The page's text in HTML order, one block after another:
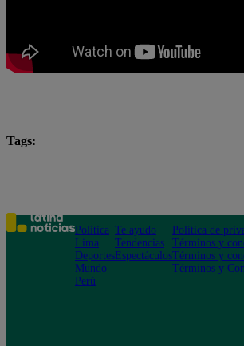
Tags:
Política
Lima
Deportes
Mundo
Perú
Te ayudo
Tendencias
Espectáculos
Política de
Términos y
Términos y
Términos y